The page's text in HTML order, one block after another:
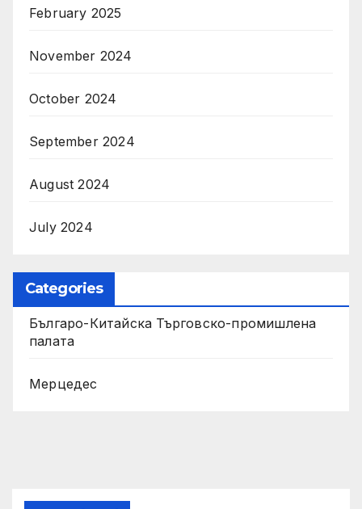
February 2025
November 2024
October 2024
September 2024
August 2024
July 2024
Categories
Българо-Китайска Търговско-промишлена
палaта
Мерцедес